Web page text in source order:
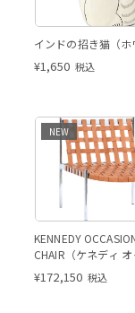
インドの招き猫（ホ
¥1,650 税込
NEW
KENNEDY
CHAIR（ケネディ
ルチェア）
¥172,150 税込